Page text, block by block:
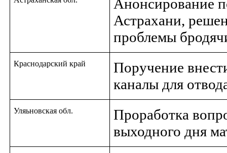
Анонсирование
Астрахани,
проблемы
Краснодарский край
Поручение
каналы для
Уляьновская обл.
Проработка
выходного дня